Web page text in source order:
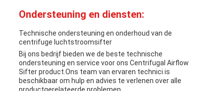
Ondersteuning en diensten:
Technische ondersteuning en onderhoud van de
centrifuge luchtstroomsifter
Bij ons bedrijf bieden we de beste technische
ondersteuning en service voor ons Centrifugal Airflow
Sifter product.Ons team van ervaren technici is
beschikbaar om hulp en advies te verlenen over alle